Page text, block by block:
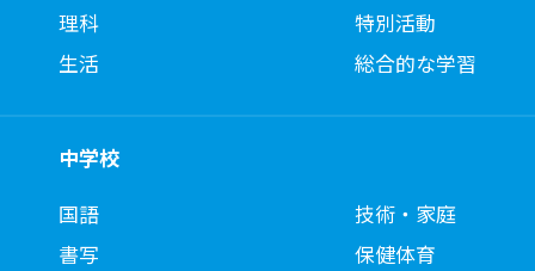
理科
生活
特別活動
総合的な学習
中学校
国語
書写
技術・家庭
保健体育